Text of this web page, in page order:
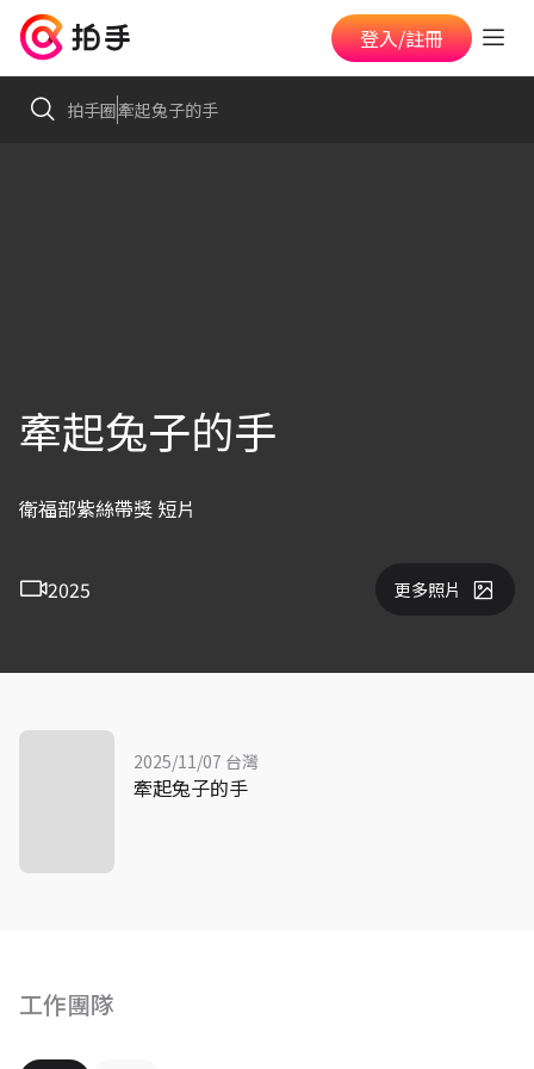
登入/註冊
拍手圈牽起兔子的手
牽起兔子的手
衛福部紫絲帶獎 短片
2025 更多照片
工作團隊
2025/11/07 台灣
牽起兔子的手